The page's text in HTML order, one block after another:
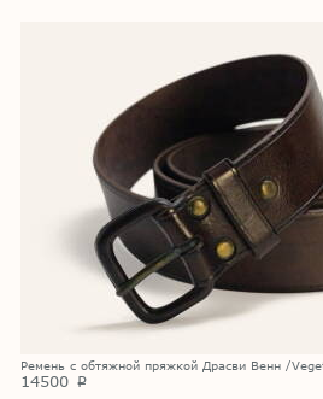
Ремень с обтяжной пряжкой Драсви Венн /
14500 p